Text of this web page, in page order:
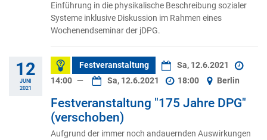
Einführung in die physikalische Beschreibung sozialer
Systeme inklusive Diskussion im Rahmen eines
Wochenendseminar der jDPG.
12
JUNI
2021
Festveranstaltung
Sa, 12.6.2021
14:00 — Sa, 12.6.2021 18:00 Berlin
Festveranstaltung "175 Jahre DPG"
(verschoben)
Aufgrund der immer noch andauernden Auswirkungen